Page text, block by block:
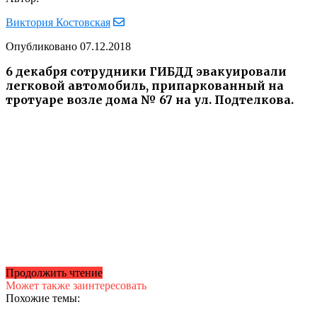
Виктория Костовская
Опубликовано 07.12.2018
6 декабря сотрудники ГИБДД эвакуировали
легковой автомобиль, припаркованный на
тротуаре возле дома № 67 на ул. Подтелкова.
Продолжить чтение
Может также заинтересовать
Похожие темы: